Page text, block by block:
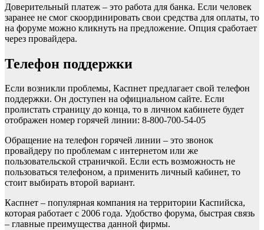
Доверительный платеж – это работа для банка. Если человек
заранее не смог скоординировать свои средства для оплаты, то
на форуме можно кликнуть на предложение. Опция сработает
через провайдера.
Телефон поддержки
Если возникли проблемы, Каспнет предлагает свой телефон
поддержки. Он доступен на официальном сайте. Если
пролистать страницу до конца, то в личном кабинете будет
отображен номер горячей линии: 8-800-700-54-05
Обращение на телефон горячей линии – это звонок
провайдеру по проблемам с интернетом или же
пользовательской страничкой. Если есть возможность не
пользоваться телефоном, а применить личный кабинет, то
стоит выбирать второй вариант.
Каспнет – популярная компания на территории Каспийска,
которая работает с 2006 года. Удобство форума, быстрая связь
– главные преимущества данной фирмы.